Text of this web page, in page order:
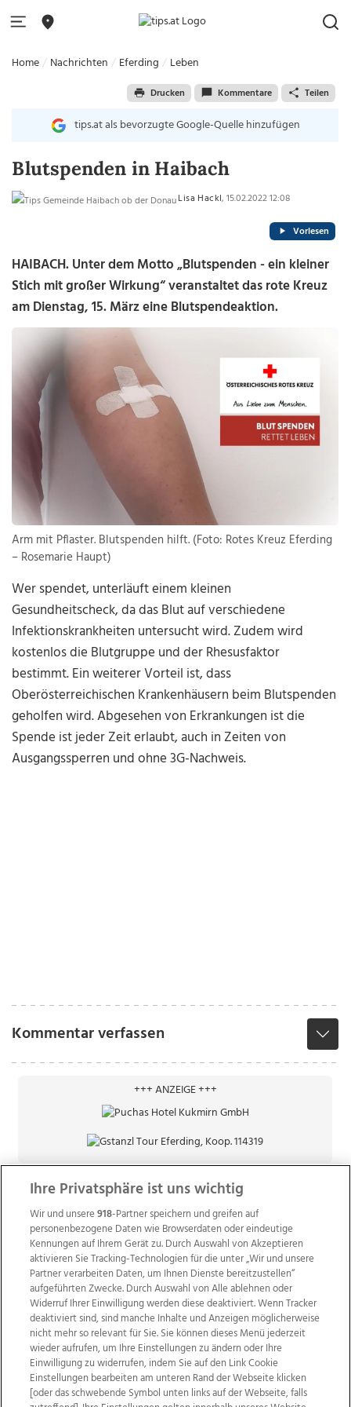
Home Nachrichten Eferding Leben
Drucken Kommentare Teilen
tips.at als bevorzugte Google-Quelle hinzufügen
Blutspenden in Haibach
Lisa Hackl, 15.02.2022 12:08
Vorlesen
HAIBACH. Unter dem Motto „Blutspenden - ein kleiner
Stich mit großer Wirkung“ veranstaltet das rote Kreuz
am Dienstag, 15. März eine Blutspendeaktion.
Arm mit Pflaster. Blutspenden hilft. (Foto: Rotes Kreuz Eferding
– Rosemarie Haupt)
Wer spendet, unterläuft einem kleinen
Gesundheitscheck, da das Blut auf verschiedene
Infektionskrankheiten untersucht wird. Zudem wird
kostenlos die Blutgruppe und der Rhesusfaktor
bestimmt. Ein weiterer Vorteil ist, dass
Oberösterreichischen Krankenhäusern beim Blutspenden
geholfen wird. Abgesehen von Erkrankungen ist die
Spende ist jeder Zeit erlaubt, auch in Zeiten von
Ausgangssperren und ohne 3G-Nachweis.
Kommentar verfassen
+++ ANZEIGE +++
Wir über uns Mediadaten Kontakt
Jobs
Datenschutz
Impressum AGB Anzeigekunden
Ihre Privatsphäre ist uns wichtig
Wir und unsere918-Partner speichern und greifen auf
personenbezogene Daten wie Browserdaten oder eindeutige
Kennungen auf Ihrem Gerät zu. Durch Auswahl von Akzeptieren
aktivieren Sie Tracking-Technologien für die unter „Wir und unsere
Partner verarbeiten Daten, um Ihnen Dienste bereitzustellen“
aufgeführten Zwecke. Durch Auswahl von Alle ablehnen oder
Widerruf Ihrer Einwilligung werden diese deaktiviert. Wenn Tracker
deaktiviert sind, sind manche Inhalte und Anzeigen möglicherweise
nicht mehr so relevant für Sie. Sie können dieses Menü jederzeit
wieder aufrufen, um Ihre Einstellungen zu ändern oder Ihre
Einwilligung zu widerrufen, indem Sie auf den Link Cookie
Einstellungen bearbeiten am unteren Rand der Webseite klicken
[oder das schwebende Symbol unten links auf der Webseite, falls